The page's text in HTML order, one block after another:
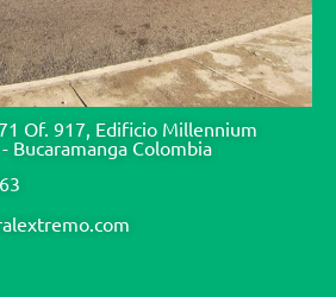
Of. 917, Edificio Millennium
Bucaramanga Colombia